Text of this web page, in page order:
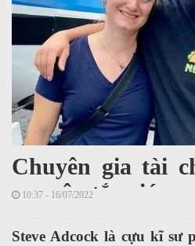
Chuyên gia tài
nguyên tắc giúp
10:37 - 16/07/2022
Steve Adcock là cựu kĩ sư